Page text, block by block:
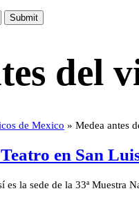
Submit
del
de Mexico » Medea antes
en San
es la sede de la 33ª